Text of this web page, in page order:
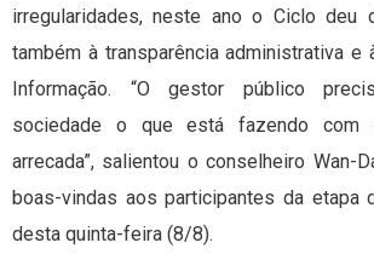
irregularidades, neste ano o Ciclo deu
também à transparência administrativa
Informação. “O gestor público
sociedade o que está fazendo com
arrecada”, salientou o conselheiro Wan-
boas-vindas aos participantes da etapa
desta quinta-feira (8/8).